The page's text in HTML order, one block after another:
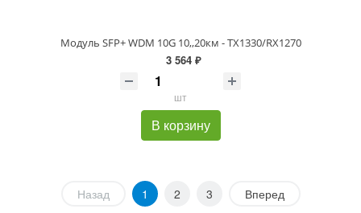
Модуль SFP+ WDM 10G 10,,20км - TX1330/RX1270
3 564 ₽
шт
В корзину
Назад 1 2 3 Вперед